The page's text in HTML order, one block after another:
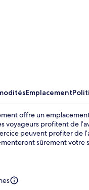
Emplacement
offre un
voyageurs profitent de
peuvent profiter de
sûrement votre